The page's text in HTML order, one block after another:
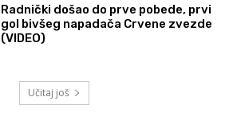
Radnički došao do prve pobede, prvi
gol bivšeg napadača Crvene zvezde
(VIDEO)
Učitaj još